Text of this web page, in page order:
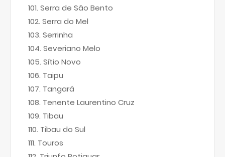
Serra de São Bento
Serra do Mel
Serrinha
Severiano Melo
Sítio Novo
Taipu
Tangará
Tenente Laurentino Cruz
Tibau
Tibau do Sul
Touros